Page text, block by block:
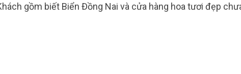
gồm biết Biển Đồng Nai và cửa hàng hoa tươi đẹp